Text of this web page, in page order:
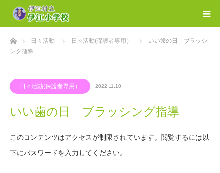
ホーム日々活動 日々活動(保護者専用）
いい歯の日 ブラッシ
ング指導
日々活動(保護者専用） 2022.11.10
いい歯の日 ブラッシング指導
このコンテンツはアクセスが制限されています。閲覧するには以
下にパスワードを入力してください。